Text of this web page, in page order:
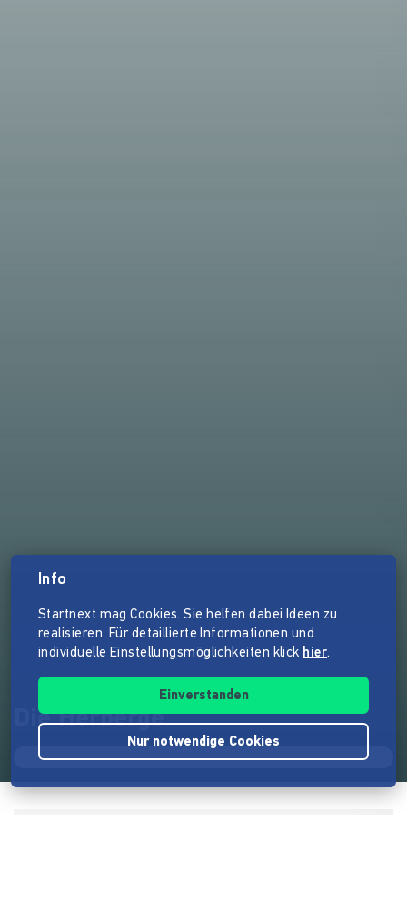
Die Herberge
Info
Startnext mag Cookies. Sie helfen dabei Ideen zu
realisieren. Für detaillierte Informationen und
individuelle Einstellungsmöglichkeiten klick hier.
Einverstanden
Nur notwendige Cookies